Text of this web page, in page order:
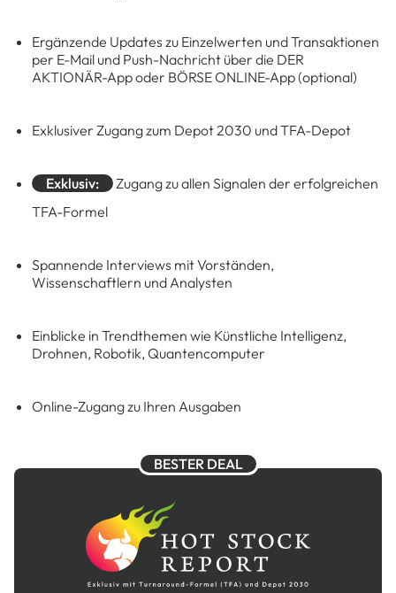
Ergänzende Updates zu Einzelwerten und Transaktionen
per E-Mail und Push-Nachricht über die DER
AKTIONÄR-App oder BÖRSE ONLINE-App (optional)
Exklusiver Zugang zum Depot 2030 und TFA-Depot
Exklusiv:
Zugang zu allen Signalen der erfolgreichen
TFA-Formel
Spannende Interviews mit Vorständen,
Wissenschaftlern und Analysten
Einblicke in Trendthemen wie Künstliche Intelligenz,
Drohnen, Robotik, Quantencomputer
Online-Zugang zu Ihren Ausgaben
BESTER DEAL